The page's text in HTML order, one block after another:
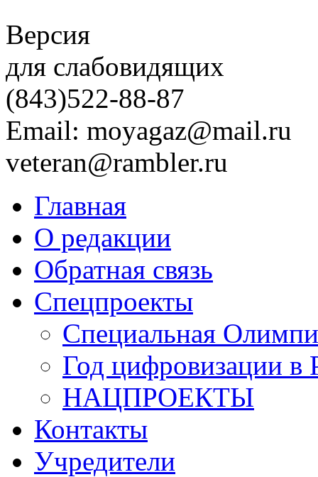
Версия
для слабовидящих
(843)522-88-87
Email: moyagaz@mail.ru
veteran@rambler.ru
Главная
О редакции
Обратная связь
Спецпроекты
Специальная
Год цифровизации в
НАЦПРОЕКТЫ
Контакты
Учредители